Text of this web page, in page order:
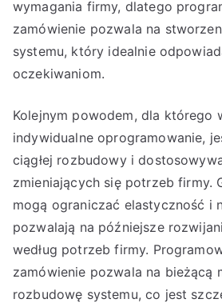
wymagania firmy, dlatego
zamówienie pozwala na
systemu, który idealnie
oczekiwaniom.
Kolejnym powodem, dla którego
indywidualne oprogramowanie,
ciągłej rozbudowy i
zmieniających się potrzeb firmy.
mogą ograniczać elastyczność i
pozwalają na późniejsze
według potrzeb firmy.
zamówienie pozwala na bieżącą
rozbudowę systemu, co jest